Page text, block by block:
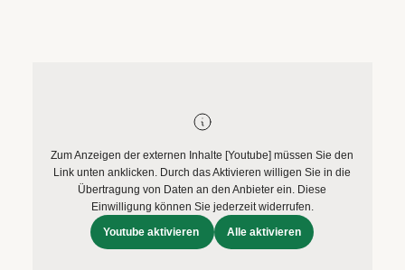
Zum Anzeigen der externen Inhalte [Youtube] müssen Sie den
Link unten anklicken. Durch das Aktivieren willigen Sie in die
Übertragung von Daten an den Anbieter ein. Diese
Einwilligung können Sie jederzeit widerrufen.
Youtube aktivieren
Alle aktivieren